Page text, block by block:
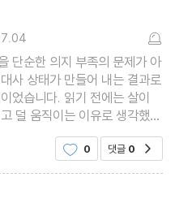
을 단순한 의지 부족의 문제가 아
사 상태가 만들어 내는 결과로
었습니다. 읽기 전에는 살이
덜 움직이는 이유로 생각했
실패는 자제력이 부족해서라고
책은 그 근본적인 생각이 틀
서, 체중 조절의 핵심은 인슐
0 댓글 0